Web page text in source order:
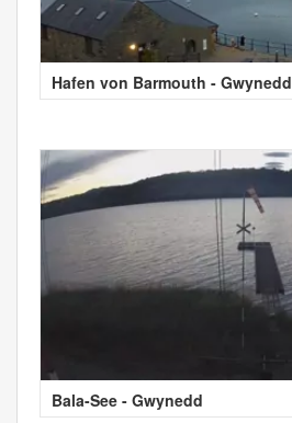
Hafen von Barmouth - Gwynedd
Bala-See - Gwynedd